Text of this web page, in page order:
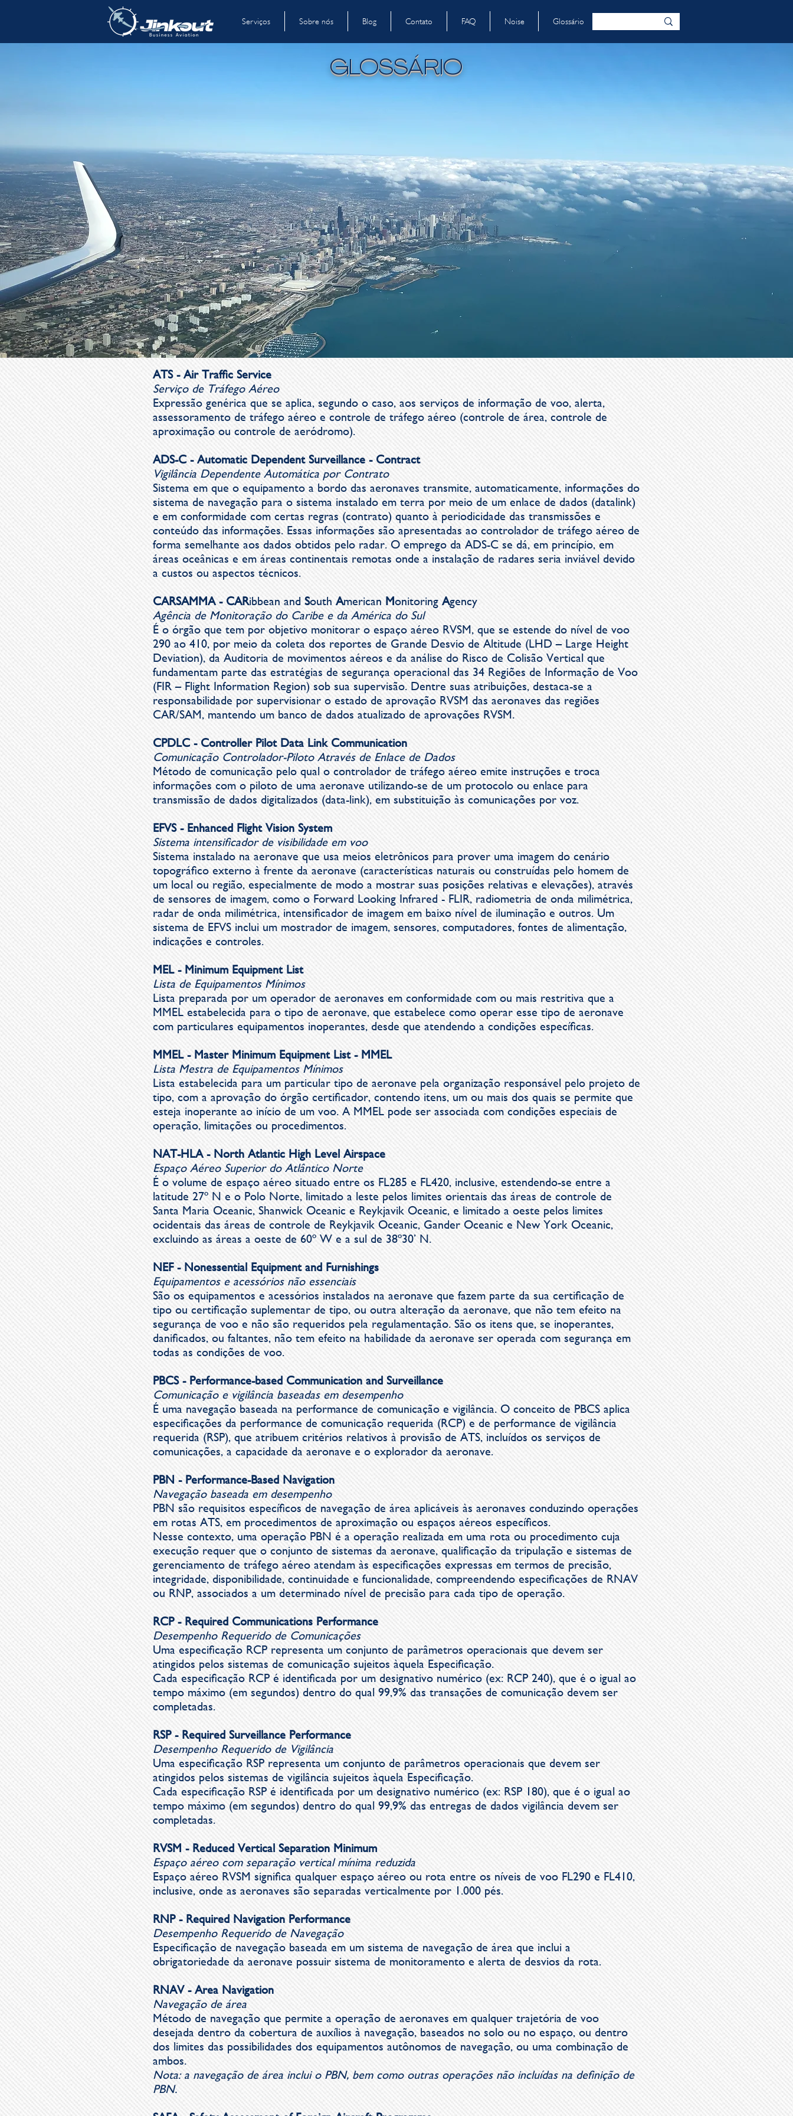
Serviços Sobre nós Blog Contato FAQ Noise Glossário
GLOSSÁRIO
ATS - Air Traffic Service
Serviço de Tráfego Aéreo
Expressão genérica que se aplica, segundo o caso, aos serviços de informação de voo, alerta,
assessoramento de tráfego aéreo e controle de tráfego aéreo (controle de área, controle de
aproximação ou controle de aeródromo).
ADS-C - Automatic Dependent Surveillance - Contract
Vigilância Dependente Automática por Contrato
Sistema em que o equipamento a bordo das aeronaves transmite, automaticamente, informações do
sistema de navegação para o sistema instalado em terra por meio de um enlace de dados (datalink)
e em conformidade com certas regras (contrato) quanto à periodicidade das transmissões e
conteúdo das informações. Essas informações são apresentadas ao controlador de tráfego aéreo de
forma semelhante aos dados obtidos pelo radar. O emprego da ADS-C se dá, em princípio, em
áreas oceânicas e em áreas continentais remotas onde a instalação de radares seria inviável devido
a custos ou aspectos técnicos.
CARSAMMA - CARibbean andSouthAmerican MonitoringAgency
Agência de Monitoração do Caribe e da América do Sul
É o órgão que tem por objetivo monitorar o espaço aéreo RVSM, que se estende do nível de voo
290 ao 410, por meio da coleta dos reportes de Grande Desvio de Altitude (LHD – Large Height
Deviation), da Auditoria de movimentos aéreos e da análise do Risco de Colisão Vertical que
fundamentam parte das estratégias de segurança operacional das 34 Regiões de Informação de Voo
(FIR – Flight Information Region) sob sua supervisão. Dentre suas atribuições, destaca-se a
responsabilidade por supervisionar o estado de aprovação RVSM das aeronaves das regiões
CAR/SAM, mantendo um banco de dados atualizado de aprovações RVSM.
CPDLC -Controller Pilot Data Link Communication
Comunicação Controlador-Piloto Através de Enlace de Dados
Método de comunicação pelo qual o controlador de tráfego aéreo emite instruções e troca
informações com o piloto de uma aeronave utilizando-se de um protocolo ou enlace para
transmissão de dados digitalizados (data-link), em substituição às comunicações por voz.
EFVS - Enhanced Flight Vision System
Sistema intensificador de visibilidade em voo
Sistema instalado na aeronave que usa meios eletrônicos para prover uma imagem do cenário
topográfico externo à frente da aeronave (características naturais ou construídas pelo homem de
um local ou região, especialmente de modo a mostrar suas posições relativas e elevações), através
de sensores de imagem, como o Forward Looking Infrared - FLIR, radiometria de onda milimétrica,
radar de onda milimétrica, intensificador de imagem em baixo nível de iluminação e outros. Um
sistema de EFVS inclui um mostrador de imagem, sensores, computadores, fontes de alimentação,
indicações e controles.
MEL - Minimum Equipment List
Lista de Equipamentos Mínimos
Lista preparada por um operador de aeronaves em conformidade com ou mais restritiva que a
MMEL estabelecida para o tipo de aeronave, que estabelece como operar esse tipo de aeronave
com particulares equipamentos inoperantes, desde que atendendo a condições específicas.
MMEL - Master Minimum Equipment List - MMEL
Lista Mestra de Equipamentos Mínimos
Lista estabelecida para um particular tipo de aeronave pela organização responsável pelo projeto de
tipo, com a aprovação do órgão certificador, contendo itens, um ou mais dos quais se permite que
esteja inoperante ao início de um voo. A MMEL pode ser associada com condições especiais de
operação, limitações ou procedimentos.
NAT-HLA -North Atlantic High Level Airspace
Espaço Aéreo Superior do Atlântico Norte
É o volume de espaço aéreo situado entre os FL285 e FL420, inclusive, estendendo-se entre a
latitude 27º N e o Polo Norte, limitado a leste pelos limites orientais das áreas de controle de
Santa Maria Oceanic, Shanwick Oceanic e Reykjavik Oceanic, e limitado a oeste pelos limites
ocidentais das áreas de controle de Reykjavik Oceanic, Gander Oceanic e New York Oceanic,
excluindo as áreas a oeste de 60º W e a sul de 38º30’ N.
NEF -Nonessential Equipment and Furnishings
Equipamentos e acessórios não essenciais
São os equipamentos e acessórios instalados na aeronave que fazem parte da sua certificação de
tipo ou certificação suplementar de tipo, ou outra alteração da aeronave, que não tem efeito na
segurança de voo e não são requeridos pela regulamentação. São os itens que, se inoperantes,
danificados, ou faltantes, não tem efeito na habilidade da aeronave ser operada com segurança em
todas as condições de voo.
PBCS - Performance-based Communication and Surveillance
Comunicação e vigilância baseadas em desempenho
É uma navegação baseada na performance de comunicação e vigilância. O conceito de PBCS aplica
especificações da performance de comunicação requerida (RCP) e de performance de vigilância
requerida (RSP), que atribuem critérios relativos à provisão de ATS, incluídos os serviços de
comunicações, a capacidade da aeronave e o explorador da aeronave.
PBN - Performance-Based Navigation
Navegação baseada em desempenho
PBN são requisitos específicos de navegação de área aplicáveis às aeronaves conduzindo operações
em rotas ATS, em procedimentos de aproximação ou espaços aéreos específicos.
Nesse contexto, uma operação PBN é a operação realizada em uma rota ou procedimento cuja
execução requer que o conjunto de sistemas da aeronave, qualificação da tripulação e sistemas de
gerenciamento de tráfego aéreo atendam às especificações expressas em termos de precisão,
integridade, disponibilidade, continuidade e funcionalidade, compreendendo especificações de RNAV
ou RNP, associados a um determinado nível de precisão para cada tipo de operação.
RCP -Required Communications Performance
Desempenho Requeridode Comunicações
Uma especificação RCP representa um conjunto de parâmetros operacionais que devem ser
atingidos pelos sistemas de comunicação sujeitos àquela Especificação.
Cada especificação RCP é identificada por um designativo numérico (ex: RCP 240), que é o igual ao
tempo máximo (em segundos) dentro do qual 99,9% das transações de comunicação devem ser
completadas.
RSP - Required Surveillance Performance
Desempenho Requeridode Vigilância
Uma especificação RSP representa um conjunto de parâmetros operacionais que devem ser
atingidos pelos sistemas de vigilância sujeitos àquela Especificação.
Cada especificação RSP é identificada por um designativo numérico (ex: RSP 180), que é o igual ao
tempo máximo (em segundos) dentro do qual 99,9% das entregas de dados vigilância devem ser
completadas.
RVSM - Reduced Vertical Separation Minimum
Espaço aéreo com separação vertical mínima reduzida
Espaço aéreo RVSM significa qualquer espaço aéreo ou rota entre os níveis de voo FL290 e FL410,
inclusive, onde as aeronaves são separadas verticalmente por 1.000 pés.
RNP - Required Navigation Performance
Desempenho Requerido de Navegação
Especificação de navegação baseada em um sistema de navegação de área que inclui a
obrigatoriedade da aeronave possuir sistema de monitoramento e alerta de desvios da rota.
RNAV - Area Navigation
Navegação de área
Método de navegação que permite a operação de aeronaves em qualquer trajetória de voo
desejada dentro da cobertura de auxílios à navegação, baseados no solo ou no espaço, ou dentro
dos limites das possibilidades dos equipamentos autônomos de navegação, ou uma combinação de
ambos.
Nota: a navegação de área inclui o PBN, bem como outras operações não incluídas na definição de
PBN.